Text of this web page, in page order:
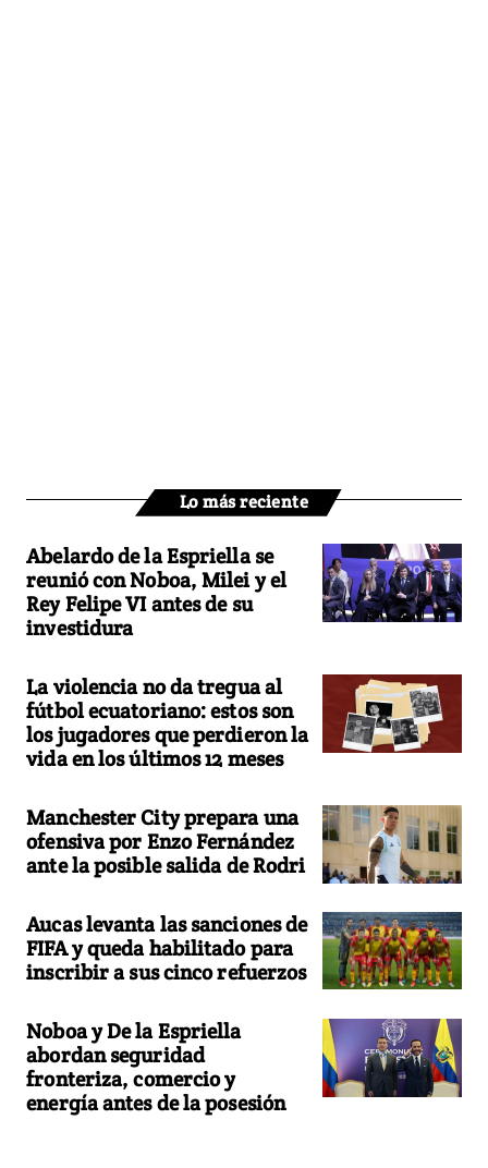
Lo más reciente
Abelardo de la Espriella se
reunió con Noboa, Milei y el
Rey Felipe VI antes de su
investidura
La violencia no da tregua al
fútbol ecuatoriano: estos son
los jugadores que perdieron la
vida en los últimos 12 meses
Manchester City prepara una
ofensiva por Enzo Fernández
ante la posible salida de Rodri
Aucas levanta las sanciones de
FIFA y queda habilitado para
inscribir a sus cinco refuerzos
Noboa y De la Espriella
abordan seguridad
fronteriza, comercio y
energía antes de la posesión